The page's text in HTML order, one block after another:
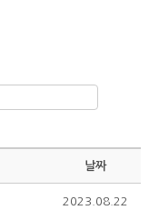
날짜
2023.08.22